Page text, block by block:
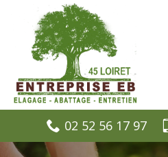
02 52 56 17 97